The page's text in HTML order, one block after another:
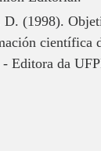
(1998).
científica
Editora da